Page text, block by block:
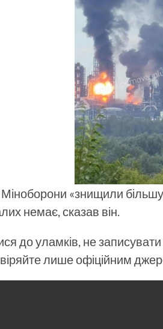
«знищили більшу
немає, сказав він.
до уламків, не
лише офіційним